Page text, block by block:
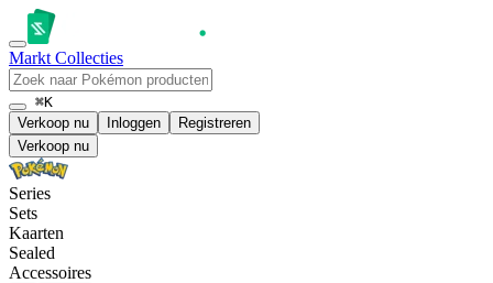
Markt Collecties
⌘K
Verkoop nu
Inloggen
Registreren
Verkoop nu
Series
Sets
Kaarten
Sealed
Accessoires